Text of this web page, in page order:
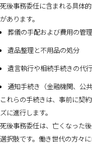
死後事務委任に含まれる具体
があります。
葬儀の手配および費用の管理
遺品整理と不用品の処分
遺言執行や相続手続きの代行
通知手続き（金融機関、公
これらの手続きは、事前に契
ズに進行します。
死後事務委任は、亡くなった
選択肢です。働き世代の方々